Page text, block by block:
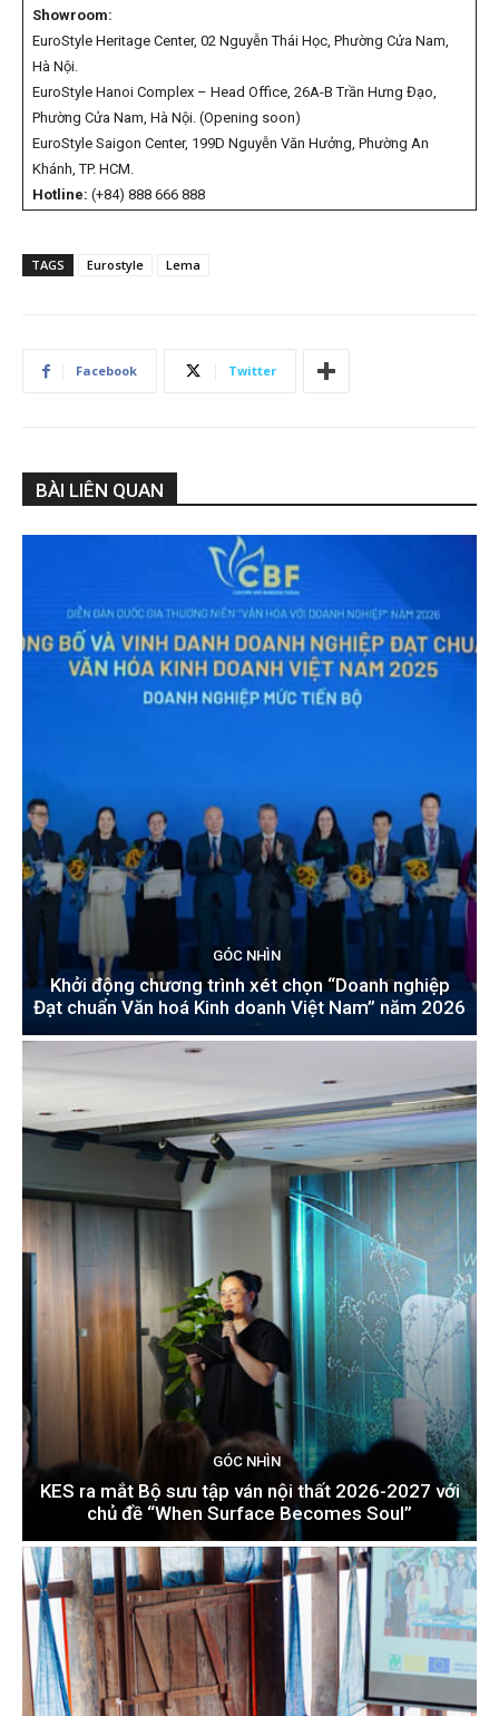
Showroom:
EuroStyle Heritage Center, 02 Nguyễn Thái Học, Phường Cửa Nam,
Hà Nội.
EuroStyle Hanoi Complex – Head Office, 26A-B Trần Hưng Đạo,
Phường Cửa Nam, Hà Nội. (Opening soon)
EuroStyle Saigon Center, 199D Nguyễn Văn Hưởng, Phường An
Khánh, TP. HCM.
Hotline: (+84) 888 666 888
TAGS Eurostyle Lema
Facebook Twitter
BÀI LIÊN QUAN
GÓC NHÌN
Khởi động chương trình xét chọn “Doanh nghiệp
Đạt chuẩn Văn hoá Kinh doanh Việt Nam” năm 2026
GÓC NHÌN
KES ra mắt Bộ sưu tập ván nội thất 2026-2027 với
chủ đề “When Surface Becomes Soul”